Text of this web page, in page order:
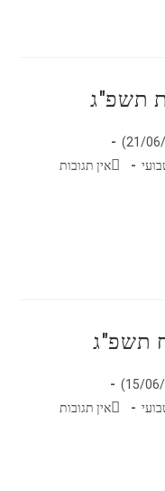
תשפ"ג
אין תגובות
תשפ"ג
אין תגובות